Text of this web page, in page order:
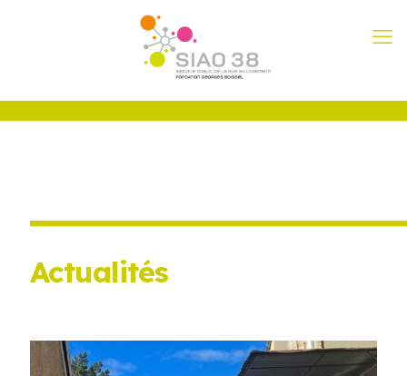
Actualités